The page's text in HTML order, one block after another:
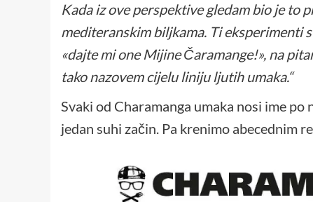
Kada iz ove perspektive gledam bio je to
mediteranskim biljkama. Ti eksperimenti
«dajte mi one Mijine Čaramange!», na
tako nazovem cijelu liniju ljutih umaka.“
Svaki od Charamanga umaka nosi ime
jedan suhi začin. Pa krenimo abecednim